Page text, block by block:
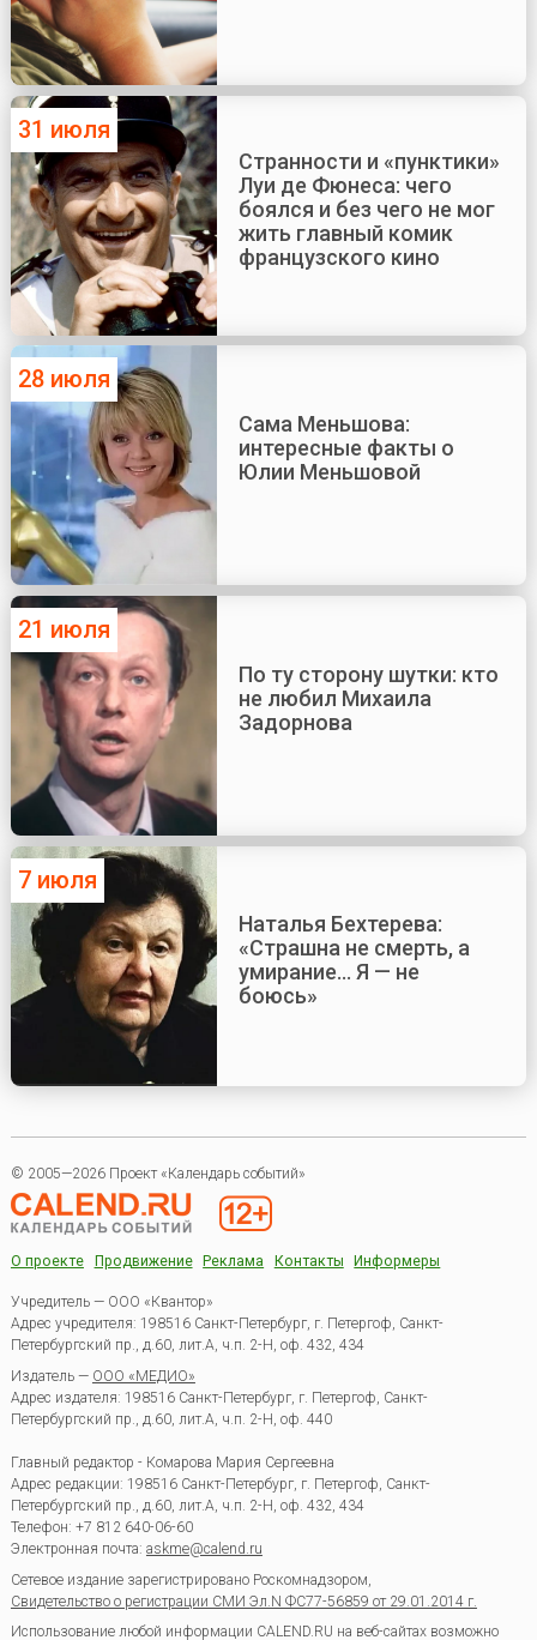
31 июля
Странности и «пунктики»
Луи де Фюнеса: чего
боялся и без чего не мог
жить главный комик
французского кино
28 июля
Сама Меньшова:
интересные факты о
Юлии Меньшовой
21 июля
По ту сторону шутки: кто
не любил Михаила
Задорнова
7 июля
Наталья Бехтерева:
«Страшна не смерть, а
умирание... Я — не
боюсь»
© 2005—2026 Проект «Календарь событий»
О проекте Продвижение Реклама Контакты Информеры
Учредитель — ООО «Квантор»
Адрес учредителя: 198516 Санкт-Петербург, г. Петергоф, Санкт-
Петербургский пр., д.60, лит.А, ч.п. 2-Н, оф. 432, 434
Издатель — ООО «МЕДИО»
Адрес издателя: 198516 Санкт-Петербург, г. Петергоф, Санкт-
Петербургский пр., д.60, лит.А, ч.п. 2-Н, оф. 440
Главный редактор - Комарова Мария Сергеевна
Адрес редакции: 198516 Санкт-Петербург, г. Петергоф, Санкт-
Петербургский пр., д.60, лит.А, ч.п. 2-Н, оф. 432, 434
Телефон: +7 812 640-06-60
Электронная почта: askme@calend.ru
Сетевое издание зарегистрировано Роскомнадзором,
Свидетельство о регистрации СМИ Эл.N ФС77-56859 от 29.01.2014 г.
Использование любой информации CALEND.RU на веб-сайтах возможно